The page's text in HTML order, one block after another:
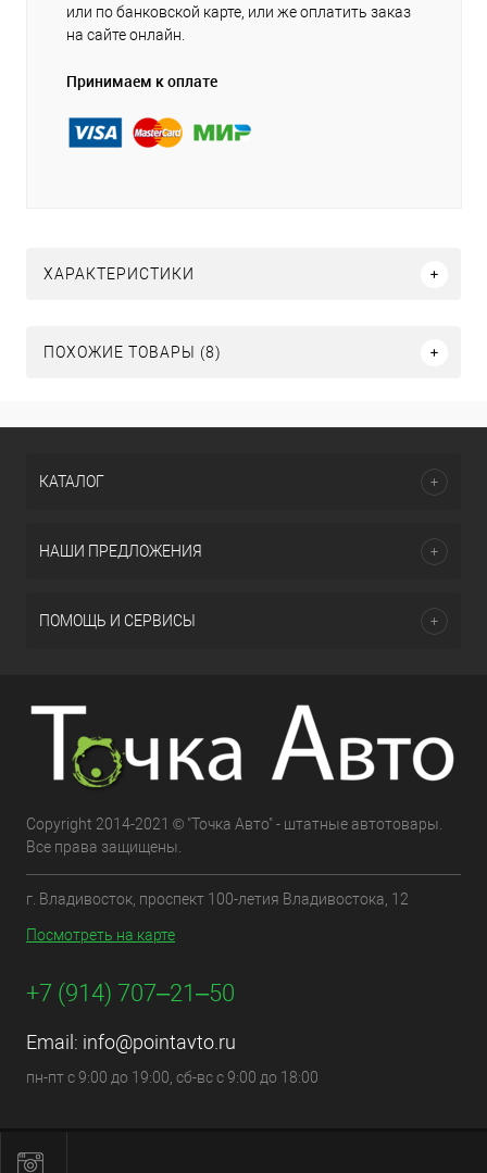
или по банковской карте, или же оплатить заказ
на сайте онлайн.
Принимаем к оплате
ХАРАКТЕРИСТИКИ
ПОХОЖИЕ ТОВАРЫ (8)
КАТАЛОГ
НАШИ ПРЕДЛОЖЕНИЯ
ПОМОЩЬ И СЕРВИСЫ
Copyright 2014-2021 © "Точка Авто" - штатные автотовары.
Все права защищены.
г. Владивосток, проспект 100-летия Владивостока, 12
Посмотреть на карте
+7 (914) 707‒21‒50
Email: info@pointavto.ru
пн-пт с 9:00 до 19:00, сб-вс с 9:00 до 18:00